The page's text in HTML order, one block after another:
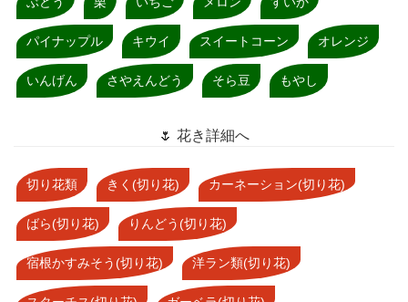
パイナップル キウイ スイートコーン オレンジ
いんげん さやえんどう そら豆 もやし
🌷 花き詳細へ
切り花類 きく(切り花) カーネーション(切り花)
ばら(切り花) りんどう(切り花)
宿根かすみそう(切り花) 洋ラン類(切り花)